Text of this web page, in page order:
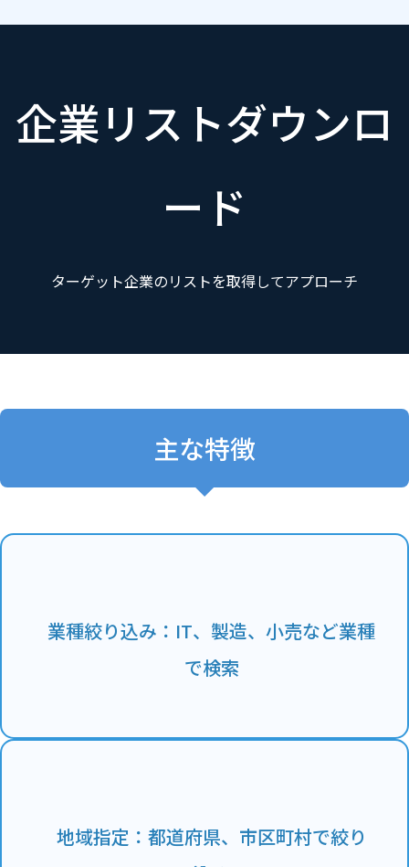
企業リストダウンロ
ード
ターゲット企業のリストを取得してアプローチ
主な特徴
業種絞り込み：IT、製造、小売など業種
で検索
地域指定：都道府県、市区町村で絞り